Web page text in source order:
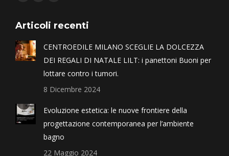
Articoli recenti
CENTROEDILE MILANO SCEGLIE LA DOLCEZZA
DEI REGALI DI NATALE LILT: i panettoni Buoni per
lottare contro i tumori.
8 Dicembre 2024
Evoluzione estetica: le nuove frontiere della
progettazione contemporanea per l’ambiente
bagno
22 Maggio 2024